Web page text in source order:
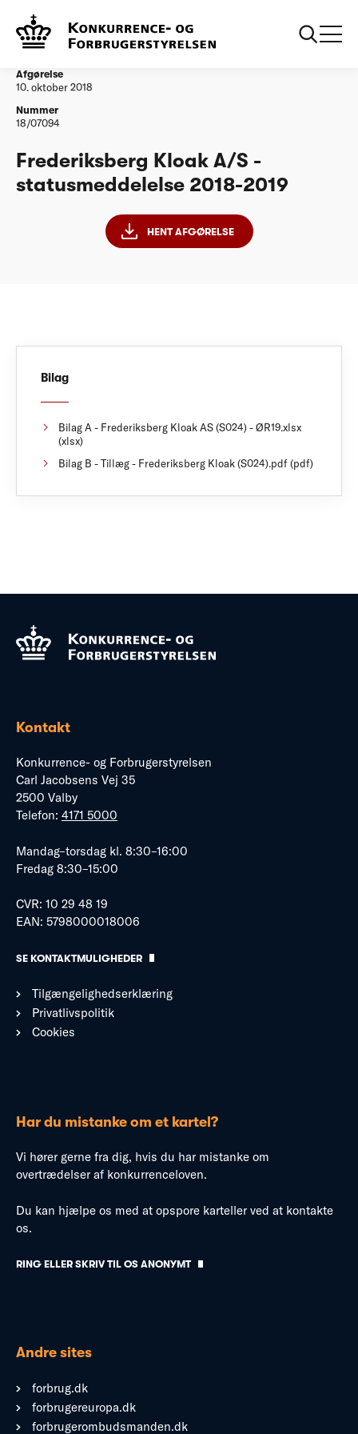
Vandtilsyn
2018-2019
Afgørelse
10. oktober 2018
Nummer
18/07094
Frederiksberg Kloak A/S -
statusmeddelelse 2018-2019
HENT AFGØRELSE
Bilag
Bilag A - Frederiksberg Kloak AS (S024) - ØR19.xlsx
(xlsx)
Bilag B - Tillæg - Frederiksberg Kloak (S024).pdf (pdf)
Kontakt
Konkurrence- og Forbrugerstyrelsen
Carl Jacobsens Vej 35
2500 Valby
Telefon: 4171 5000
Mandag–torsdag kl. 8:30–16:00
Fredag 8:30–15:00
CVR: 10 29 48 19
EAN: 5798000018006
SE KONTAKTMULIGHEDER
Tilgængelighedserklæring
Privatlivspolitik
Cookies
Har du mistanke om et kartel?
Vi hører gerne fra dig, hvis du har mistanke om
overtrædelser af konkurrenceloven.
Du kan hjælpe os med at opspore karteller ved at kontakte
os.
RING ELLER SKRIV TIL OS ANONYMT
Andre sites
forbrug.dk
forbrugereuropa.dk
forbrugerombudsmanden.dk